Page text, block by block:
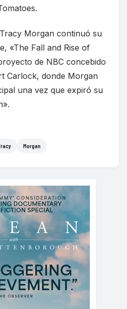
Morgan continuó su
«The Fall and Rise of
de NBC concebido
Carlock, donde Morgan
una vez que expiró su
Morgan